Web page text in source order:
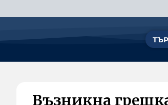
Възникна